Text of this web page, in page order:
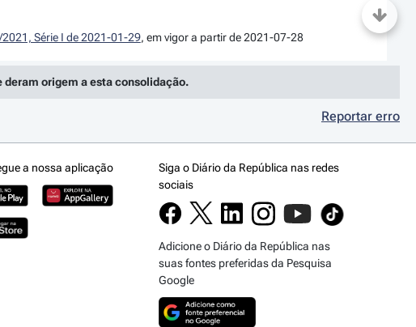
Série I de 2021-01-29, em vigor a partir de 2021-07-28
deram origem a esta consolidação.
Reportar erro
a nossa aplicação
Siga o Diário da República nas redes
sociais
Adicione o Diário da República nas
suas fontes preferidas da Pesquisa
Google